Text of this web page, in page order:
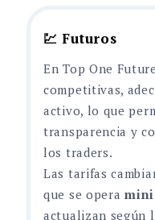
💹 Futuros
En Top One
competitivas,
activo, lo que
transparencia y
los traders.
Las tarifas
que se opera
actualizan según